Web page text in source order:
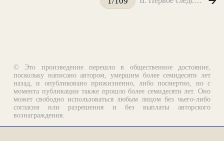
© Это произведение перешло в общественное достояние,
поскольку написано автором, умершим более семидесяти лет
назад, и опубликовано прижизненно, либо посмертно, но с
момента публикации также прошло более семидесяти лет. Оно
может свободно использоваться любым лицом без чьего-либо
согласия или разрешения и без выплаты авторского
вознаграждения.